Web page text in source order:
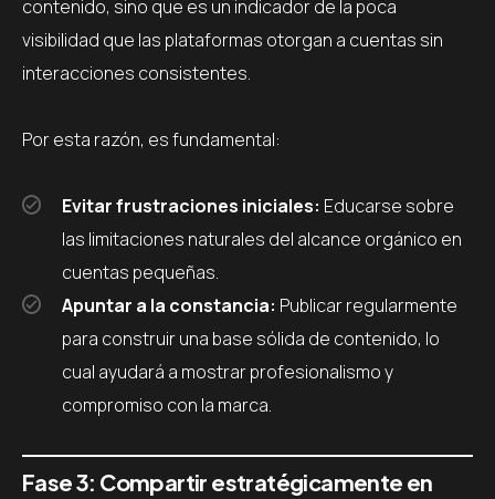
contenido, sino que es un indicador de la poca
visibilidad que las plataformas otorgan a cuentas sin
interacciones consistentes.
Por esta razón, es fundamental:
Evitar frustraciones iniciales: Educarse sobre
las limitaciones naturales del alcance orgánico en
cuentas pequeñas.
Apuntar a la constancia: Publicar regularmente
para construir una base sólida de contenido, lo
cual ayudará a mostrar profesionalismo y
compromiso con la marca.
Fase 3: Compartir estratégicamente en